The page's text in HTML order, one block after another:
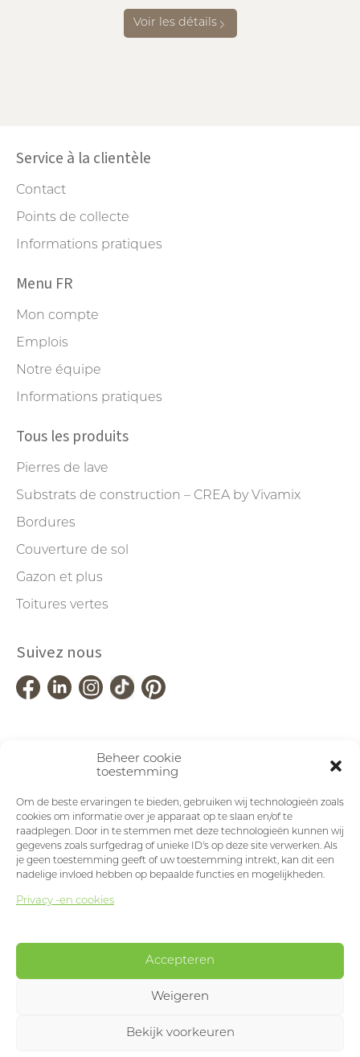
Beheer cookie
toestemming
Om de beste ervaringen te bieden, gebruiken wij technologieën zoals
cookies om informatie over je apparaat op te slaan en/of te
raadplegen. Door in te stemmen met deze technologieën kunnen wij
gegevens zoals surfgedrag of unieke ID's op deze site verwerken. Als
je geen toestemming geeft of uw toestemming intrekt, kan dit een
nadelige invloed hebben op bepaalde functies en mogelijkheden.
Privacy -en cookies
Accepteren
Weigeren
Bekijk voorkeuren
Voir les détails
Service à la clientèle
Contact
Points de collecte
Informations pratiques
Menu FR
Mon compte
Emplois
Notre équipe
Informations pratiques
Tous les produits
Pierres de lave
Substrats de construction – CREA by Vivamix
Bordures
Couverture de sol
Gazon et plus
Toitures vertes
Suivez nous
Designed & developed by